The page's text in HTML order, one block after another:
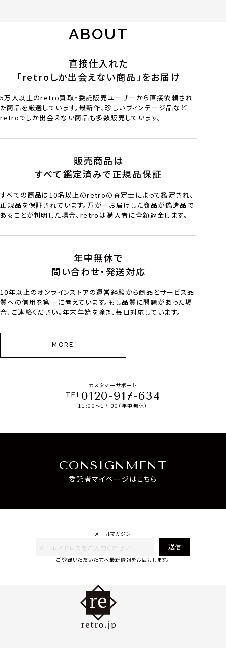
ABOUT
直接仕入れた
「retroしか出会えない商品」をお届け
5万人以上のretro買取・委託販売ユーザーから直接依頼され
た商品を厳選しています。最新作、珍しいヴィンテージ品など
retroでしか出会えない商品も多数販売しています。
販売商品は
すべて鑑定済みで正規品保証
すべての商品は10名以上のretroの査定士によって鑑定され、
正規品を保証されています。万が一お届けした商品が偽造品で
あることが判明した場合、retroは購入者に全額返金します。
年中無休で
問い合わせ・発送対応
10年以上のオンラインストアの運営経験から商品とサービス品
質への信用を第一に考えています。もし品質に問題があった場
合、ご連絡ください。年末年始を除き、毎日対応しています。
MORE
カスタマーサポート
TEL0120-917-634
11:00～17:00（年中無休）
CONSIGNMENT
委託者マイページはこちら
メールマガジン
送信
ご登録いただいた方へ最新情報をお届けします。